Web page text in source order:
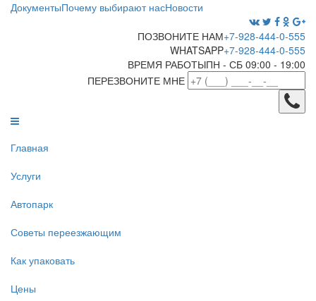
ДокументыПочему выбирают насНовости
ПОЗВОНИТЕ НАМ+7-928-444-0-555
WHATSAPP+7-928-444-0-555
ВРЕМЯ РАБОТЫПН - СБ 09:00 - 19:00
ПЕРЕЗВОНИТЕ МНЕ
Главная
Услуги
Автопарк
Советы переезжающим
Как упаковать
Цены